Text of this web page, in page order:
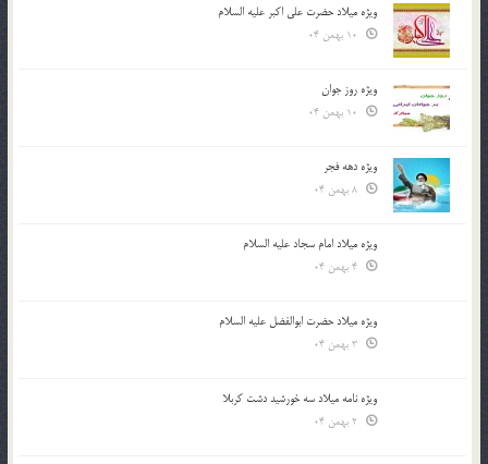
ویژه میلاد حضرت علی اکبر علیه السلام
ویژه روز جوان
ویژه دهه فجر
ویژه میلاد امام سجاد علیه السلام
ویژه میلاد حضرت ابوالفضل علیه السلام
ویژه نامه میلاد سه خورشید دشت کربلا